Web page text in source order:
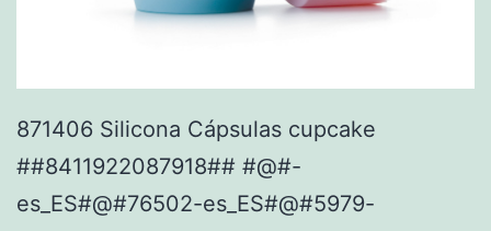
871406 Silicona Cápsulas cupcake
##8411922087918## #@#-
es_ES#@#76502-es_ES#@#5979-